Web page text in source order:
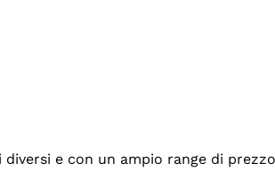
e con un ampio range di